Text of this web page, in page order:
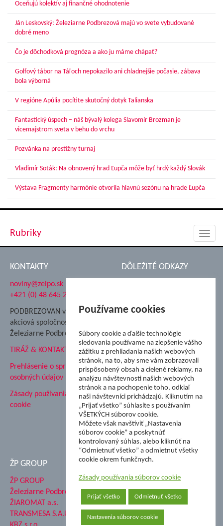
Oceňujú kolektív aj finančné ohodnotenie
Ján Leskovský: Železiarne Podbrezová majú vo svete vybudované
dobré meno
Čo je dôchodková prognóza a ako ju máme chápať?
Golfový tábor na Táľoch nepokazilo ani chladnejšie počasie, zábava
bola výborná
V regióne Apúlia pocítite skutočný dotyk Talianska
Fantastický úspech – náš bývalý kolega Slavomír Brozman je
vicemajstrom sveta v behu do vrchu
Pozvánka na prestížny turnaj
Vladimír Soták: Na obnovený hrad Ľupča môže byť hrdý každý Slovák
Výstava Fragmenty harmónie otvorila hlavnú sezónu na hrade Ľupča
Rubriky
KONTAKTY
noviny@zelpo.sk
+421 (0) 48 645 2711
PODBREZOVAN vydáva
akciová spoločnosť
Železiarne Podbrezová
TIRÁŽ & KONTAKT
Prehlásenie o spracovaní
osobných údajov
Zásady používania súborov
cookie
DÔLEŽITÉ ODKAZY
Nadácia Železiarne
ŽP Informatika s.r.o.
ŠK Železiarne Podbrezová
Tále a.s.
ŽP GROUP
ŽP GROUP
Železiarne Podbrezová a.s.
ŽIAROMAT a.s.
TRANSMESA S.A.U.
Používame cookies
Súbory cookie a ďalšie technológie
sledovania používame na zlepšenie vášho
zážitku z prehliadania našich webových
stránok, na to, aby sme vám zobrazovali
prispôsobený obsah a cielené reklamy, na
analýzu návštevnosti našich webových
stránok a na pochopenie toho, odkiaľ
naši návštevníci prichádzajú. Kliknutím na
„Prijať všetko” súhlasíte s používaním
VŠETKÝCH súborov cookie.
Môžete však navštíviť „Nastavenia
súborov cookie” a poskytnúť
kontrolovaný súhlas, alebo kliknúť na
“Odmietnuť všetko” a odmietnuť všetky
cookie okrem funkčnych.
Zásady používania súborov cookie
Prijať všetko Odmietnuť všetko
Nastavenia súborov cookie